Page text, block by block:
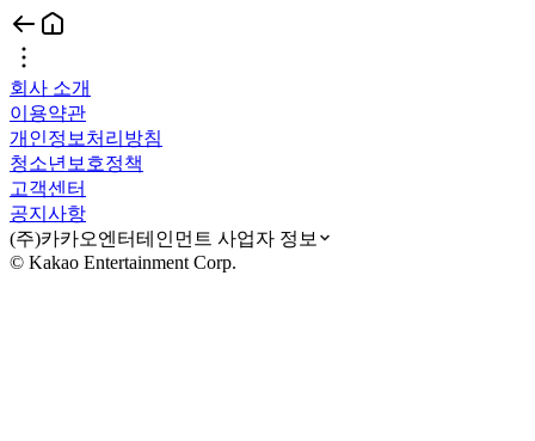
회사 소개
이용약관
개인정보처리방침
청소년보호정책
고객센터
공지사항
(주)카카오엔터테인먼트 사업자 정보
© Kakao Entertainment Corp.